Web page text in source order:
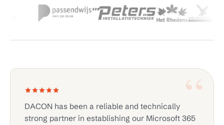
“
DACON has been a reliable and technically
strong partner in establishing our Microsoft 365